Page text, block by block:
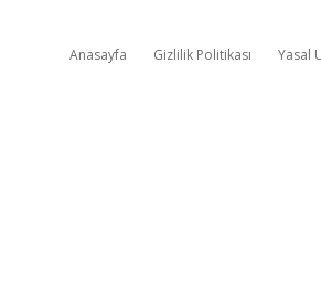
Anasayfa Gizlilik Politikası Yasal